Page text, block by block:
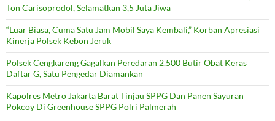
Ton Carisoprodol, Selamatkan 3,5 Juta Jiwa
“Luar Biasa, Cuma Satu Jam Mobil Saya Kembali,” Korban Apresiasi
Kinerja Polsek Kebon Jeruk
Polsek Cengkareng Gagalkan Peredaran 2.500 Butir Obat Keras
Daftar G, Satu Pengedar Diamankan
Kapolres Metro Jakarta Barat Tinjau SPPG Dan Panen Sayuran
Pokcoy Di Greenhouse SPPG Polri Palmerah